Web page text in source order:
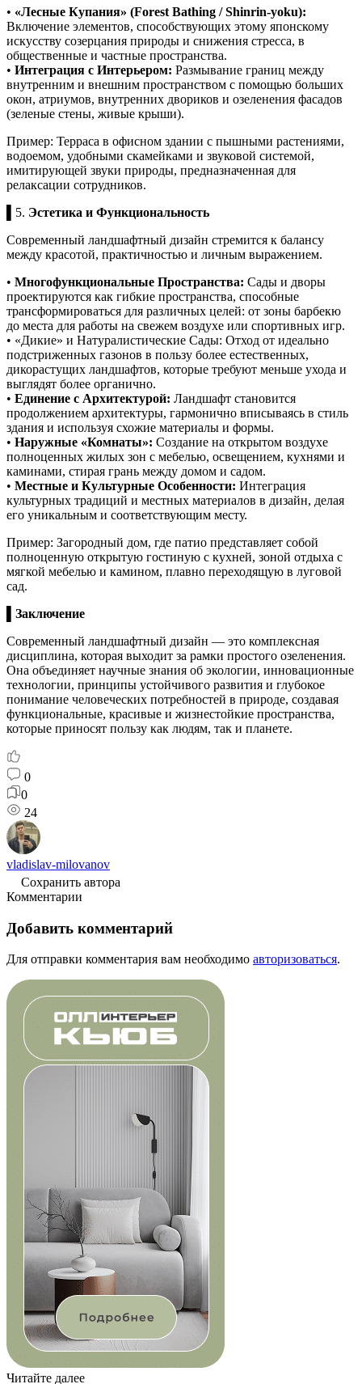
• «Лесные Купания» (Forest Bathing / Shinrin-yoku):
Включение элементов, способствующих этому японскому
искусству созерцания природы и снижения стресса, в
общественные и частные пространства.
• Интеграция с Интерьером: Размывание границ между
внутренним и внешним пространством с помощью больших
окон, атриумов, внутренних двориков и озеленения фасадов
(зеленые стены, живые крыши).
Пример: Терраса в офисном здании с пышными растениями,
водоемом, удобными скамейками и звуковой системой,
имитирующей звуки природы, предназначенная для
релаксации сотрудников.
▌5. Эстетика и Функциональность
Современный ландшафтный дизайн стремится к балансу
между красотой, практичностью и личным выражением.
• Многофункциональные Пространства: Сады и дворы
проектируются как гибкие пространства, способные
трансформироваться для различных целей: от зоны барбекю
до места для работы на свежем воздухе или спортивных игр.
• «Дикие» и Натуралистические Сады: Отход от идеально
подстриженных газонов в пользу более естественных,
дикорастущих ландшафтов, которые требуют меньше ухода и
выглядят более органично.
• Единение с Архитектурой: Ландшафт становится
продолжением архитектуры, гармонично вписываясь в стиль
здания и используя схожие материалы и формы.
• Наружные «Комнаты»: Создание на открытом воздухе
полноценных жилых зон с мебелью, освещением, кухнями и
каминами, стирая грань между домом и садом.
• Местные и Культурные Особенности: Интеграция
культурных традиций и местных материалов в дизайн, делая
его уникальным и соответствующим месту.
Пример: Загородный дом, где патио представляет собой
полноценную открытую гостиную с кухней, зоной отдыха с
мягкой мебелью и камином, плавно переходящую в луговой
сад.
Заключение
Современный ландшафтный дизайн — это комплексная
дисциплина, которая выходит за рамки простого озеленения.
Она объединяет научные знания об экологии, инновационные
технологии, принципы устойчивого развития и глубокое
понимание человеческих потребностей в природе, создавая
функциональные, красивые и жизнестойкие пространства,
которые приносят пользу как людям, так и планете.
0
0
24
vladislav-milovanov
Сохранить автора
Комментарии
Добавить комментарий
Для отправки комментария вам необходимо авторизоваться.
Читайте далее